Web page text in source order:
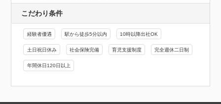
こだわり条件
経験者優遇 駅から徒歩5分以内 10時以降出社OK
土日祝日休み 社会保険完備 育児支援制度 完全週休二日制
年間休日120日以上